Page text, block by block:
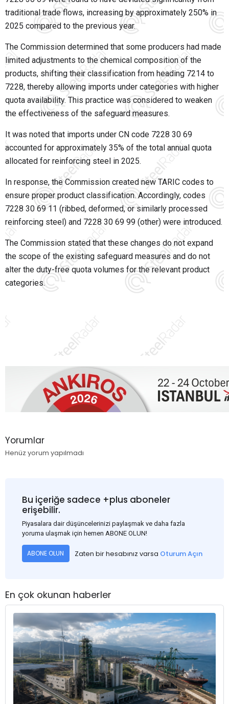
traditional trade flows, increasing by approximately 250% in
2025 compared to the previous year.
The Commission determined that some producers had made
limited adjustments to the chemical composition of the
products, shifting their classification from heading 7214 to
7228, thereby allowing imports under categories with higher
quota availability. This practice was considered to weaken
the effectiveness of the safeguard measures.
It was noted that imports under CN code 7228 30 69
accounted for approximately 35% of the total annual quota
allocated for reinforcing steel in 2025.
In response, the Commission created new TARIC codes to
ensure proper product classification. Accordingly, codes
7228 30 69 11 (ribbed, deformed, or similarly processed
reinforcing steel) and 7228 30 69 99 (other) were introduced.
The Commission stated that these changes do not expand
the scope of the existing safeguard measures and do not
alter the duty-free quota volumes for the relevant product
categories.
Yorumlar
Henüz yorum yapılmadı
Bu içeriğe sadece +plus aboneler
erişebilir.
Piyasalara dair düşüncelerinizi paylaşmak ve daha fazla
yoruma ulaşmak için hemen ABONE OLUN!
ABONE OLUN Zaten bir hesabınız varsa Oturum Açın
En çok okunan haberler